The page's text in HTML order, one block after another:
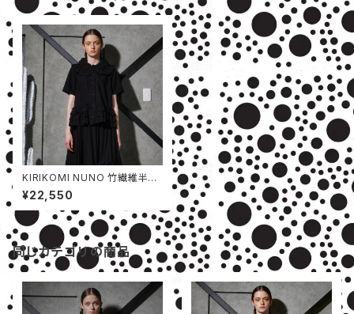
KIRIKOMI NUNO 竹繊維半袖
シャツ
¥22,550
同じカテゴリの商品